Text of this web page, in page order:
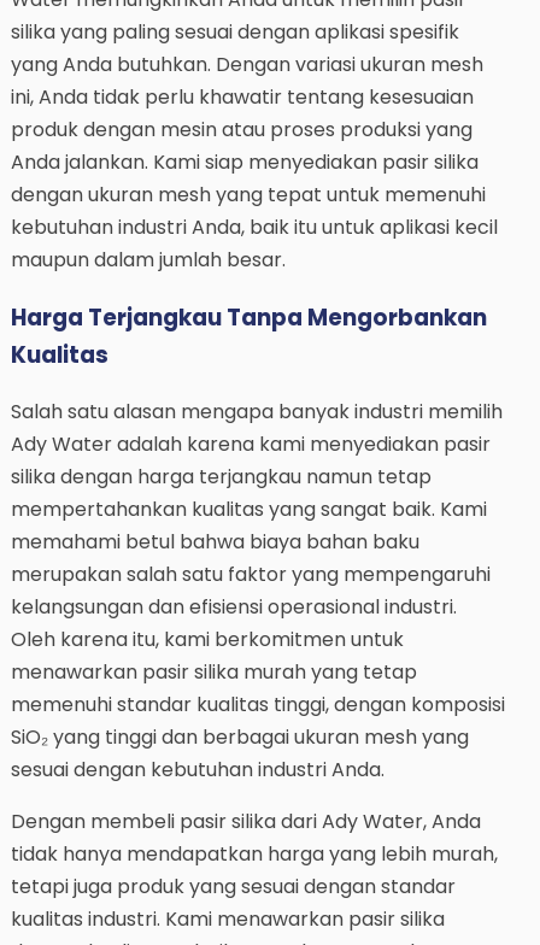
silika yang paling sesuai dengan aplikasi spesifik
yang Anda butuhkan. Dengan variasi ukuran mesh
ini, Anda tidak perlu khawatir tentang kesesuaian
produk dengan mesin atau proses produksi yang
Anda jalankan. Kami siap menyediakan pasir silika
dengan ukuran mesh yang tepat untuk memenuhi
kebutuhan industri Anda, baik itu untuk aplikasi kecil
maupun dalam jumlah besar.
Harga Terjangkau Tanpa Mengorbankan
Kualitas
Salah satu alasan mengapa banyak industri memilih
Ady Water adalah karena kami menyediakan pasir
silika dengan harga terjangkau namun tetap
mempertahankan kualitas yang sangat baik. Kami
memahami betul bahwa biaya bahan baku
merupakan salah satu faktor yang mempengaruhi
kelangsungan dan efisiensi operasional industri.
Oleh karena itu, kami berkomitmen untuk
menawarkan pasir silika murah yang tetap
memenuhi standar kualitas tinggi, dengan komposisi
SiO₂ yang tinggi dan berbagai ukuran mesh yang
sesuai dengan kebutuhan industri Anda.
Dengan membeli pasir silika dari Ady Water, Anda
tidak hanya mendapatkan harga yang lebih murah,
tetapi juga produk yang sesuai dengan standar
kualitas industri. Kami menawarkan pasir silika